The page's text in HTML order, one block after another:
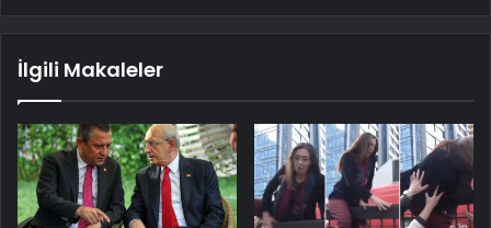
İlgili Makaleler